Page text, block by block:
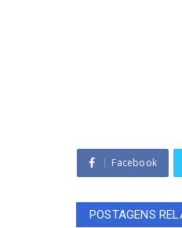
Facebook
POSTAGENS